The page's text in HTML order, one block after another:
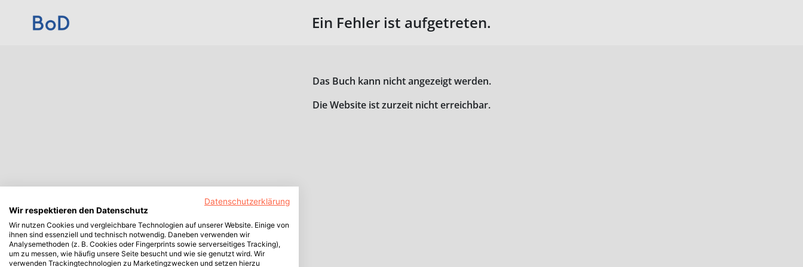
Ein Fehler ist aufgetreten.
Das Buch kann nicht angezeigt werden.
Die Website ist zurzeit nicht erreichbar.
Datenschutzerklärung
Wir respektieren den Datenschutz
Wir nutzen Cookies und vergleichbare Technologien auf unserer Website. Einige von
ihnen sind essenziell und technisch notwendig. Daneben verwenden wir
Analysemethoden (z. B. Cookies oder Fingerprints sowie serverseitiges Tracking),
um zu messen, wie häufig unsere Seite besucht und wie sie genutzt wird. Wir
verwenden Trackingtechnologien zu Marketingzwecken und setzen hierzu